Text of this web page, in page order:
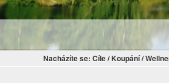
Nacházíte se: Cíle/ Koupání/